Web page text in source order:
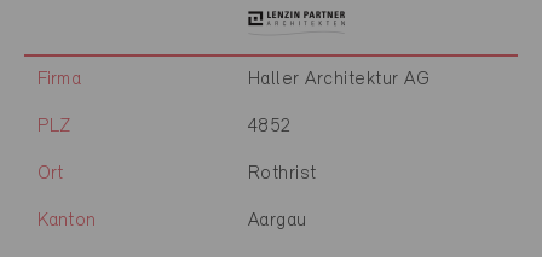
Firma Haller Architektur AG
PLZ 4852
Ort Rothrist
Kanton Aargau